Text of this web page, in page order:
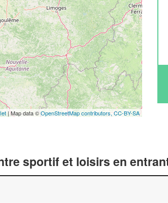
| Map data ©OpenStreetMap contributors,CC-BY-SA
sportif et loisirs en